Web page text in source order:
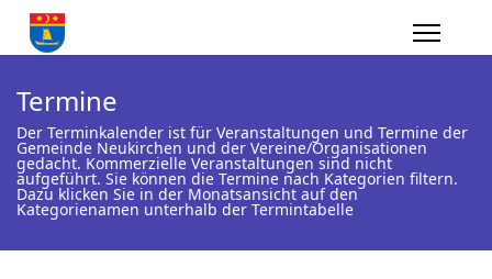
Termine
Der Terminkalender ist für Veranstaltungen und Termine der
Gemeinde Neukirchen und der Vereine/Organisationen
gedacht. Kommerzielle Veranstaltungen sind nicht
aufgeführt. Sie können die Termine nach Kategorien filtern.
Dazu klicken Sie in der Monatsansicht auf den
Kategorienamen unterhalb der Termintabelle